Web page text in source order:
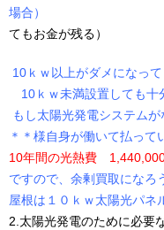
場合）
＝24円
てもお金が残る）
10ｋｗ以上がダメになっ
10ｋｗ未満設置しても十
もし太陽光発電システム
＊＊様自身が働いて払って
10年間の光熱費 1,440,000
ですので、余剰買取になろ
屋根は１０ｋｗ太陽光パネ
2.太陽光発電のために必要